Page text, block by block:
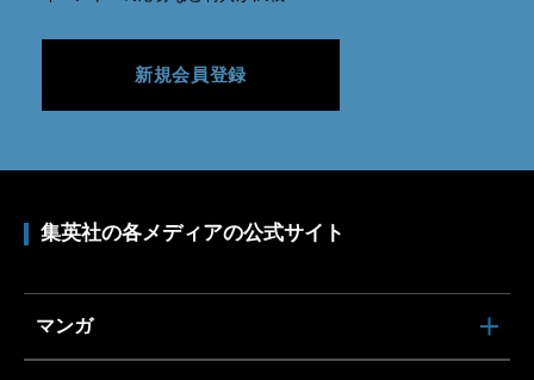
新規会員登録
集英社の各メディアの公式サイト
マンガ